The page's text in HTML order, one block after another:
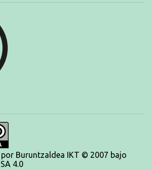
Buruntzaldea IKT © 2007 bajo
4.0